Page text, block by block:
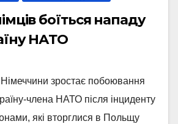
боїться нападу
НАТО
зростає побоювання
члена НАТО після інциденту
які вторглися в Польщу